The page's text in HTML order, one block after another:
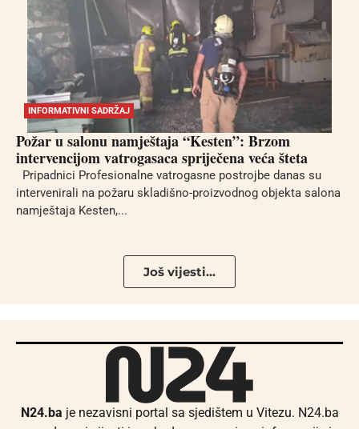
INFORMATIVNI SADRŽAJ
Požar u salonu namještaja “Kesten”: Brzom
intervencijom vatrogasaca spriječena veća šteta
Pripadnici Profesionalne vatrogasne postrojbe danas su
intervenirali na požaru skladišno-proizvodnog objekta salona
namještaja Kesten,...
Još vijesti...
N24.ba je nezavisni portal sa sjedištem u Vitezu. N24.ba